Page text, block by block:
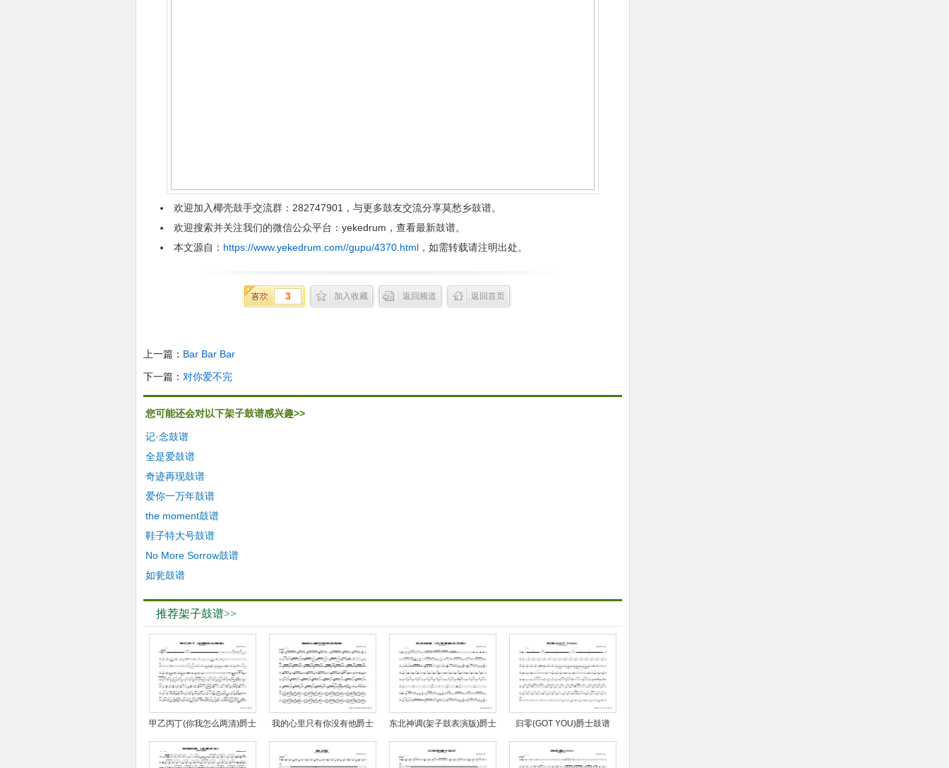
欢迎加入椰壳鼓手交流群：282747901，与更多鼓友交流分享莫愁乡鼓谱。
欢迎搜索并关注我们的微信公众平台：yekedrum，查看最新鼓谱。
本文源自： https://www.yekedrum.com//gupu/4370.html ，如需转载请注明出处。
3 加入收藏 返回频道 返回首页
上一篇： Bar Bar Bar
下一篇： 对你爱不完
您可能还会对以下架子鼓谱感兴趣>>
记·念鼓谱
全是爱鼓谱
奇迹再现鼓谱
爱你一万年鼓谱
the moment鼓谱
鞋子特大号鼓谱
No More Sorrow鼓谱
如瓮鼓谱
推荐架子鼓谱>>
甲乙丙丁(你我怎么两清)爵士
鼓谱
我的心里只有你没有他爵士
鼓谱
东北神调(架子鼓表演版)爵士
鼓谱
归零(GOT YOU)爵士鼓谱